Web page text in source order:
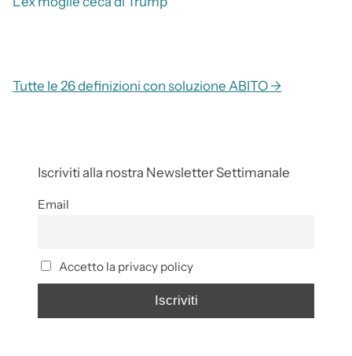
Tutte le 26 definizioni con soluzione ABITO →
Iscriviti alla nostra Newsletter Settimanale
Email
Accetto la privacy policy